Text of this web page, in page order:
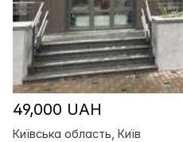
49,000 UAH
Київська область, Київ